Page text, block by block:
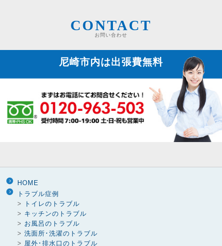
CONTACT
お問い合わせ
尼崎市内は出張費無料
HOME
トラブル症例
>
トイレのトラブル
> キッチンのトラブル
> お風呂のトラブル
> 洗面所･洗濯のトラブル
> 屋外･排水口のトラブル